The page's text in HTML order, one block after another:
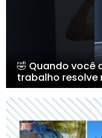
🤣 Quando você
trabalho resolve